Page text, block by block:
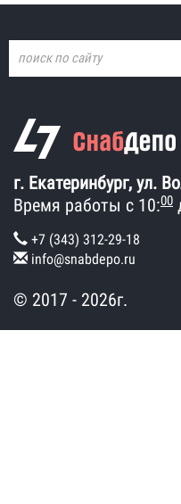
г. Екатеринбург, ул.
Время работы с 10:00
+7 (343) 312-29-18
info@snabdepo.ru
© 2017 - 2026г.